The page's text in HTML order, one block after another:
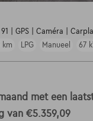
| GPS | Caméra |
km LPG Manueel 67
met een
van €5.359,09